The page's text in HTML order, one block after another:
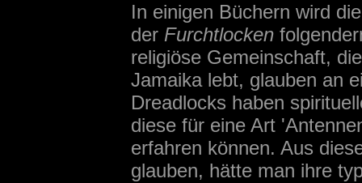
In einigen Büchern wird
der Furchtlocken
religiöse Gemeinschaft,
Jamaika lebt, glauben an
Dreadlocks haben
diese für eine Art
erfahren können. Aus
glauben, hätte man ihre